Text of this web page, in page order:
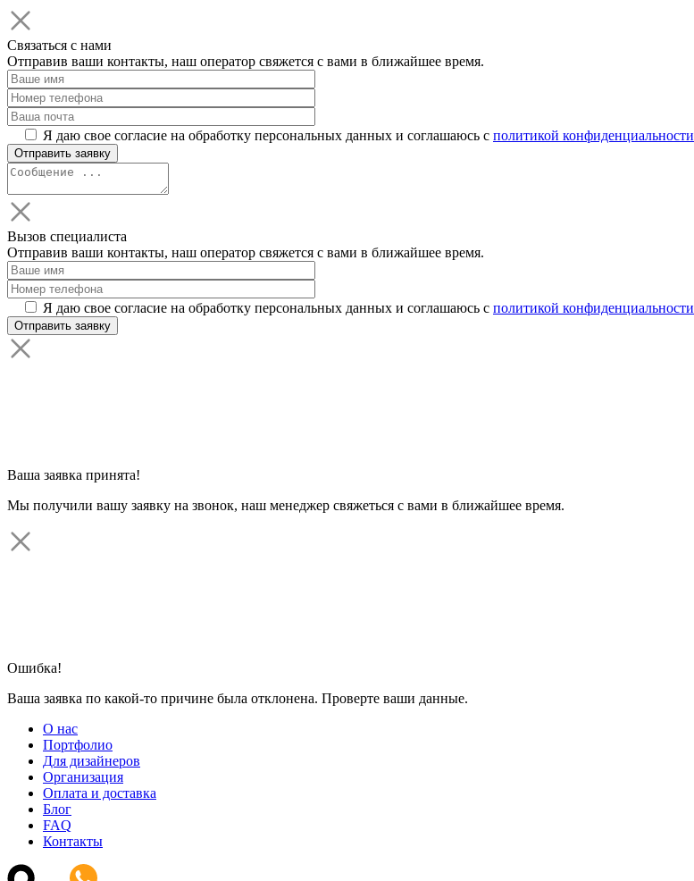
Связаться с нами
Отправив ваши контакты, наш оператор свяжется с вами в ближайшее время.
Я даю свое согласие на обработку персональных данных и соглашаюсь с политикой конфиденциальности
Вызов специалиста
Отправив ваши контакты, наш оператор свяжется с вами в ближайшее время.
Я даю свое согласие на обработку персональных данных и соглашаюсь с политикой конфиденциальности
Ваша заявка принята!
Мы получили вашу заявку на звонок, наш менеджер свяжеться с вами в ближайшее время.
Ошибка!
Ваша заявка по какой-то причине была отклонена. Проверте ваши данные.
О нас
Портфолио
Для дизайнеров
Организация
Оплата и доставка
Блог
FAQ
Контакты